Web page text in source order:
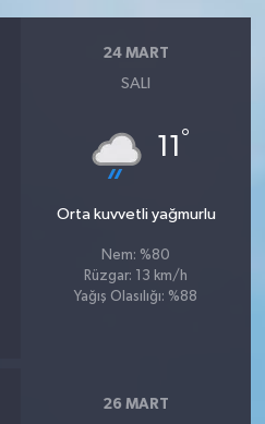
24 MART
SALI
11 °
Orta kuvvetli yağmurlu
Nem: %80
Rüzgar: 13 km/h
Yağış Olasılığı: %88
26 MART